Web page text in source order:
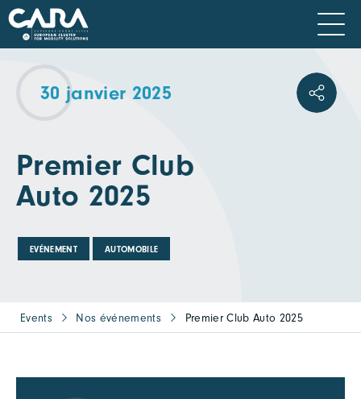
30 janvier 2025
Premier Club
Auto 2025
EVÉNEMENT AUTOMOBILE
Events Nos événements Premier Club Auto 2025